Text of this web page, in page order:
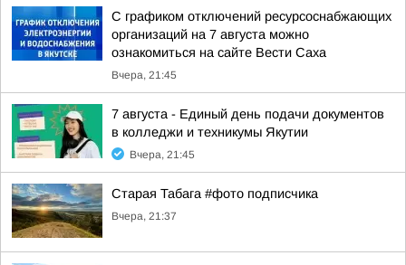
С графиком отключений ресурсоснабжающих
организаций на 7 августа можно
ознакомиться на сайте Вести Саха
Вчера, 21:45
7 августа - Единый день подачи документов
в колледжи и техникумы Якутии
Вчера, 21:45
Старая Табага #фото подписчика
Вчера, 21:37